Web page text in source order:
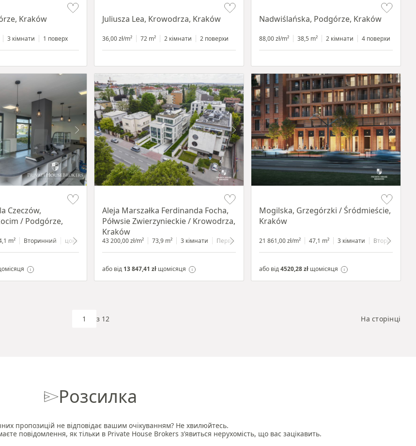
Kraków
3 кімнати 1 поверх
Juliusza Lea, Krowodrza, Kraków
36,00 zł/m² 72 m² 2 кімнати 2 поверхи
Nadwiślańska, Podgórze, Kraków
88,00 zł/m² 38,5 m² 2 кімнати 4 поверхи
Czeczów,
/ Podgórze,
m² Вторинний цокольний поверхз вітриною
Aleja Marszałka Ferdinanda Focha,
Półwsie Zwierzynieckie / Krowodrza,
Kraków
43 200,00 zł/m² 73,9 m² 3 кімнати Первинний 1 поверх
або від 13 847,41 zł щомісяця
Mogilska, Grzegórzki / Śródmieście,
Kraków
21 861,00 zł/m² 47,1 m² 3 кімнати Вторинний
або від4520,28 zł щомісяця
з 12 На сторінці
Розсилка
пропозицій не відповідає вашим очікуванням? Не хвилюйтесь.
повідомлення, як тільки в Private House Brokers з’явиться нерухомість, що вас зацікавить.